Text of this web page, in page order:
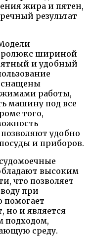
жира и пятен,
результат
шириной
и удобный
работы,
машину под все
того,
удобно
и приборов.
высоким
что позволяет
при
помогает
но и является
подходом,
среду.